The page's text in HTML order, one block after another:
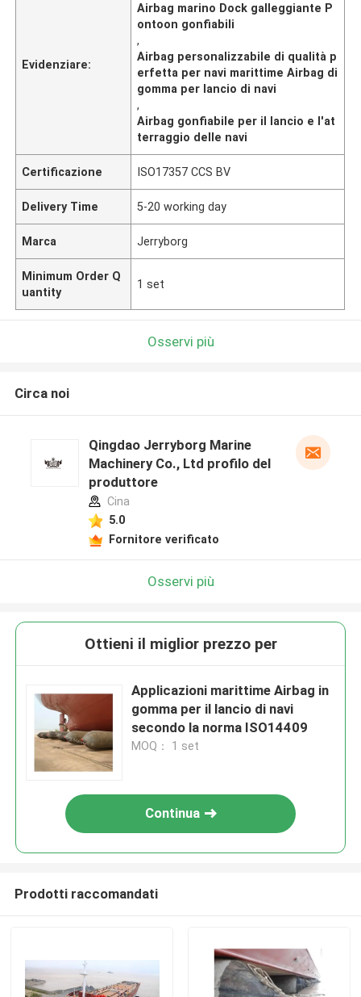
Evidenziare:
Airbag marino Dock galleggiante P
ontoon gonfiabili
,
Airbag personalizzabile di qualità p
erfetta per navi marittime Airbag di
gomma per lancio di navi
,
Airbag gonfiabile per il lancio e l'at
terraggio delle navi
Certificazione ISO17357 CCS BV
Delivery Time 5-20 working day
Marca Jerryborg
Minimum Order Q
uantity
1 set
Osservi più
Circa noi
Qingdao Jerryborg Marine
Machinery Co., Ltd profilo del
produttore
Cina
5.0
Fornitore verificato
Osservi più
Ottieni il miglior prezzo per
Applicazioni marittime Airbag in
gomma per il lancio di navi
secondo la norma ISO14409
MOQ： 1 set
Continua
Prodotti raccomandati